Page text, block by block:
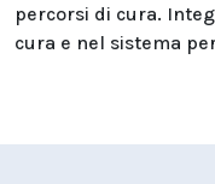
percorsi di cura.
cura e nel sistema